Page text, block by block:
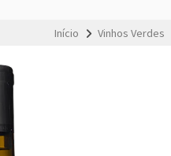
Início Vinhos Verdes